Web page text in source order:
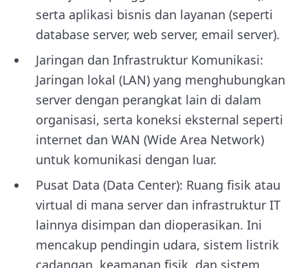
serta aplikasi bisnis dan layanan (seperti
database server, web server, email server).
Jaringan dan Infrastruktur Komunikasi:
Jaringan lokal (LAN) yang menghubungkan
server dengan perangkat lain di dalam
organisasi, serta koneksi eksternal seperti
internet dan WAN (Wide Area Network)
untuk komunikasi dengan luar.
Pusat Data (Data Center): Ruang fisik atau
virtual di mana server dan infrastruktur IT
lainnya disimpan dan dioperasikan. Ini
mencakup pendingin udara, sistem listrik
cadangan, keamanan fisik, dan sistem